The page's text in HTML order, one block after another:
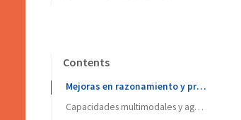
Contents
Mejoras en razonamiento y programación
Capacidades multimodales y agentes de IA